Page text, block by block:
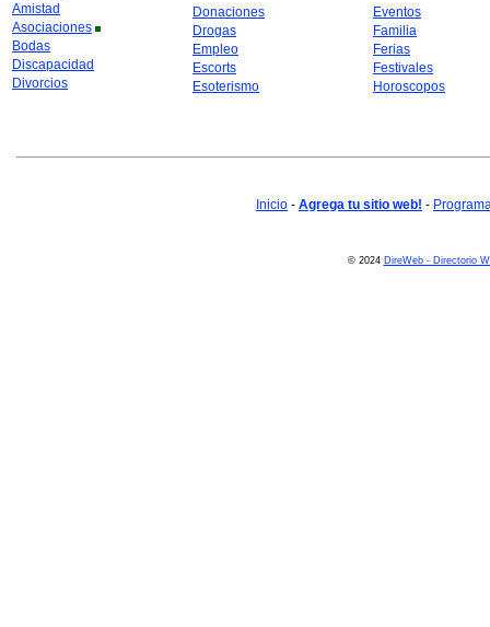
Amistad
Asociaciones
Bodas
Discapacidad
Divorcios
Donaciones
Drogas
Empleo
Escorts
Esoterismo
Eventos
Familia
Ferias
Festivales
Horoscopos
Inicio - Agrega tu sitio web! -
© 2024 DireWeb - Directorio